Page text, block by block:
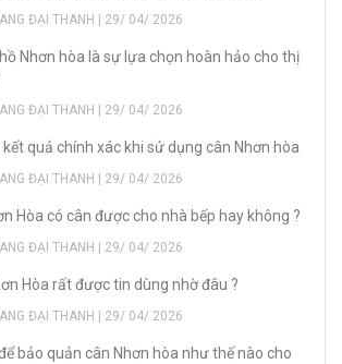
ĐẠI THANH | 29/ 04/ 2026
Nhơn hòa là sự lựa chọn hoàn hảo cho thị
ĐẠI THANH | 29/ 04/ 2026
quả chính xác khi sử dụng cân Nhơn hòa
ĐẠI THANH | 29/ 04/ 2026
Hòa có cân được cho nhà bếp hay không ?
ĐẠI THANH | 29/ 04/ 2026
Hòa rất được tin dùng nhờ đâu ?
ĐẠI THANH | 29/ 04/ 2026
bảo quản cân Nhơn hòa như thế nào cho